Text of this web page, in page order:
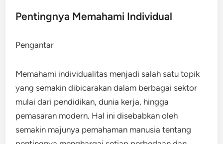
Pentingnya Memahami Individual
Pengantar
Memahami individualitas menjadi salah satu topik
yang semakin dibicarakan dalam berbagai sektor
mulai dari pendidikan, dunia kerja, hingga
pemasaran modern. Hal ini disebabkan oleh
semakin majunya pemahaman manusia tentang